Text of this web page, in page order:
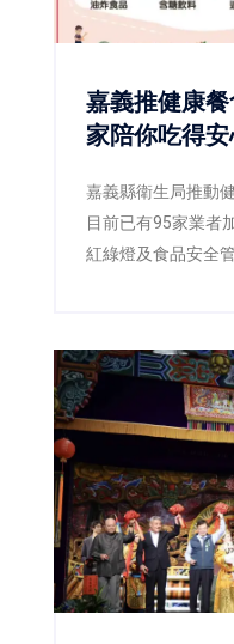
嘉義推健康餐食地圖
家陪你吃得
嘉義縣衛生局推動
目前已有95家業者
紅綠燈及食品安全